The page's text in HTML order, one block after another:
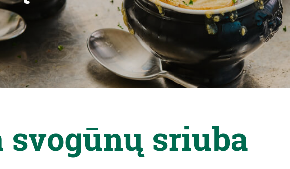
svogūnų sriuba